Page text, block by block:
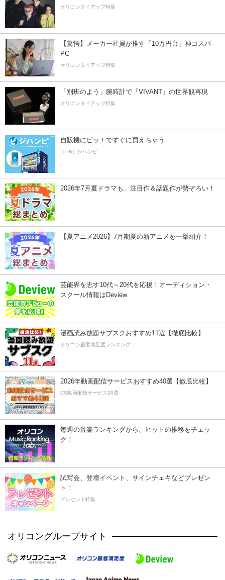
オリコンタイアップ特集
【驚愕】メーカー社員が推す「10万円台」神コスパ
PC
オリコンタイアップ特集
「別班のよう」腕時計で『VIVANT』の世界観再現
オリコンタイアップ特集
自販機にピッ！ですぐに買えちゃう
（PR）ジハンピ
2026年7月夏ドラマも、注目作＆話題作が勢ぞろい！
【夏アニメ2026】7月期夏の新アニメを一挙紹介！
芸能界を志す10代～20代を応援！オーディション・
スクール情報はDeview
漫画読み放題サブスクおすすめ11選【徹底比較】
オリコン顧客満足度ランキング
2026年動画配信サービスおすすめ40選【徹底比較】
CS動画配信サービス20選
毎週の音楽ランキングから、ヒットの推移をチェッ
ク！
試写会、登壇イベント、サインチェキなどプレゼン
ト！
プレゼント特集
オリコングループサイト